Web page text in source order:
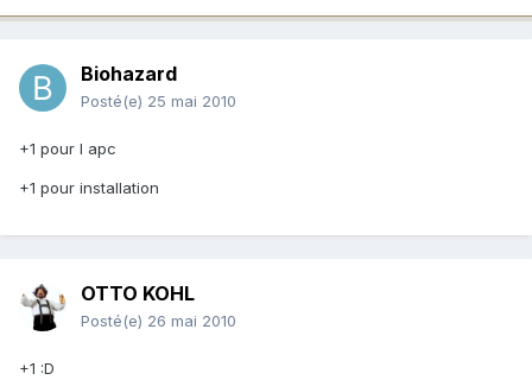
Biohazard
Posté(e) 25 mai 2010
+1 pour l apc
+1 pour installation
OTTO KOHL
Posté(e) 26 mai 2010
+1 :D